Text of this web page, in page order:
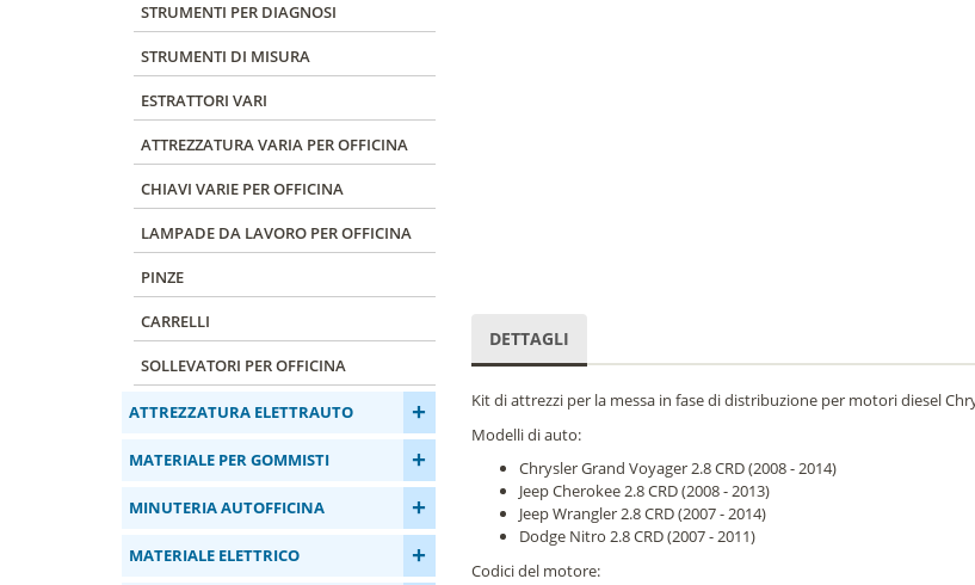
STRUMENTI PER DIAGNOSI
STRUMENTI DI MISURA
ESTRATTORI VARI
ATTREZZATURA VARIA PER OFFICINA
CHIAVI VARIE PER OFFICINA
LAMPADE DA LAVORO PER OFFICINA
PINZE
CARRELLI
SOLLEVATORI PER OFFICINA
ATTREZZATURA ELETTRAUTO +
MATERIALE PER GOMMISTI +
MINUTERIA AUTOFFICINA +
MATERIALE ELETTRICO +
DETTAGLI
Kit di attrezzi per la messa in fase di distribuzione per motori diesel
Modelli di auto:
Chrysler Grand Voyager 2.8 CRD (2008 - 2014)
Jeep Cherokee 2.8 CRD (2008 - 2013)
Jeep Wrangler 2.8 CRD (2007 - 2014)
Dodge Nitro 2.8 CRD (2007 - 2011)
Codici del motore: